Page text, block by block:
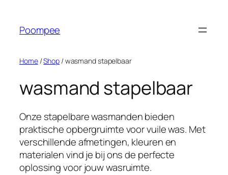
Poompee
Home/Shop/ wasmand stapelbaar
wasmand stapelbaar
Onze stapelbare wasmanden bieden
praktische opbergruimte voor vuile was. Met
verschillende afmetingen, kleuren en
materialen vind je bij ons de perfecte
oplossing voor jouw wasruimte.